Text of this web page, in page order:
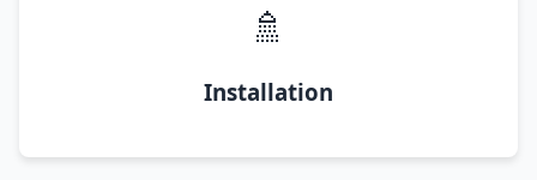
🚿
Installation